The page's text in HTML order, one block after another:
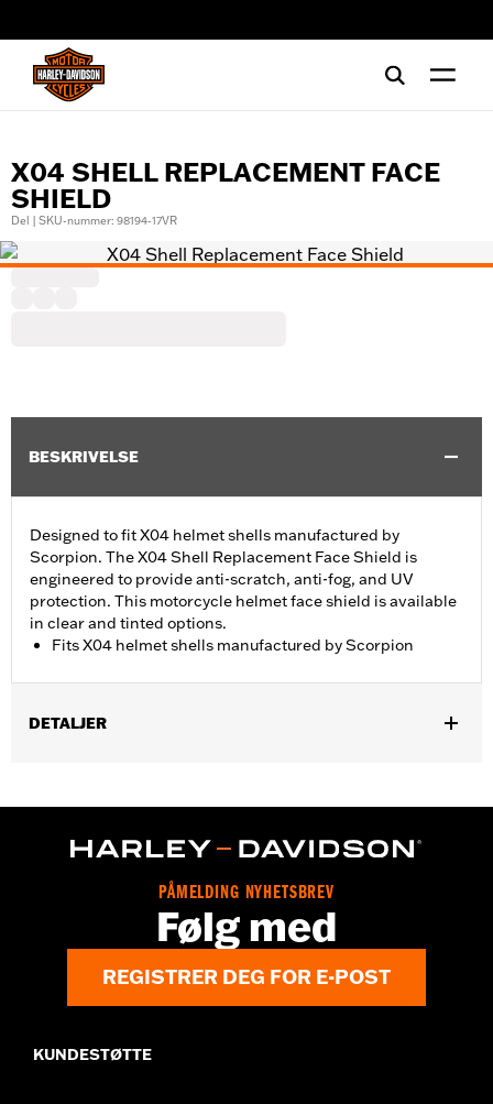
X04 SHELL REPLACEMENT FACE
SHIELD
Del | SKU-nummer: 98194-17VR
BESKRIVELSE
Designed to fit X04 helmet shells manufactured by
Scorpion. The X04 Shell Replacement Face Shield is
engineered to provide anti-scratch, anti-fog, and UV
protection. This motorcycle helmet face shield is available
in clear and tinted options.
Fits X04 helmet shells manufactured by Scorpion
DETALJER
Collection:Genuine Motorclothes
d.com/warrantyfor full details
PÅMELDING NYHETSBREV
Følg med
REGISTRER DEG FOR E-POST
KUNDESTØTTE